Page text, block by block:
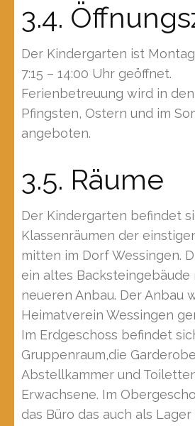
3.4.
Der Kindergarten ist
7:15 – 14:00 Uhr geöffnet.
Ferienbetreuung wird in
Pfingsten, Ostern und im
angeboten.
3.5. Räume
Der Kindergarten befindet
Klassenräumen der
mitten im Dorf Wessingen.
ein altes Backsteingebäude
neueren Anbau. Der Anbau
Heimatverein Wessingen
Im Erdgeschoss befindet
Gruppenraum,die
Abstellkammer und
Erwachsene. Im
das Büro das auch als